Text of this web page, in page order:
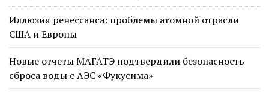
Иллюзия ренессанса: проблемы атомной отрасли
США и Европы
Новые отчеты МАГАТЭ подтвердили безопасность
сброса воды с АЭС «Фукусима»